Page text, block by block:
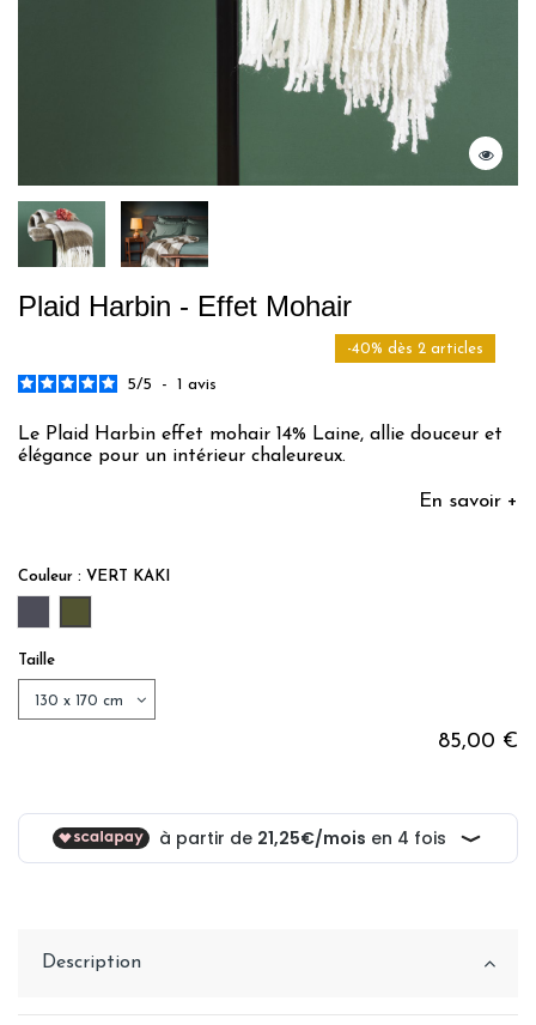
Plaid Harbin - Effet Mohair
-40% dès 2 articles
5/5 - 1 avis
Le Plaid Harbin effet mohair 14% Laine, allie douceur et
élégance pour un intérieur chaleureux.
En savoir +
Couleur : VERT KAKI
Taille
85,00 €
Description